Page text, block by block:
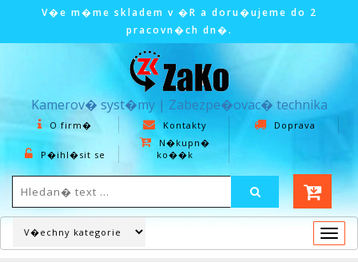
V�e m�me skladem v �R a doru�ujeme do 2
pracovn�ch dn�.
Kamerov� syst�my | Zabezpe�ovac� technika
O firm� Kontakty Doprava
P�ihl�sit se
N�kupn�
ko��k